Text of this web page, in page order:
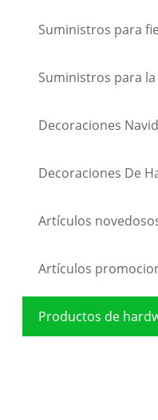
Suministros para
Suministros para
Decoraciones
Decoraciones De
Artículos
Artículos
Productos de